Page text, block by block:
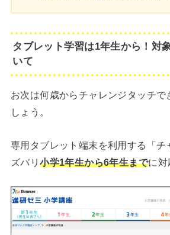
タブレット学習は1年生から！対
いて
お次は何歳からチャレンジタッチで
しょう。
専用タブレット端末を利用する「チ
ズバリ小学1年生から6年生までに対